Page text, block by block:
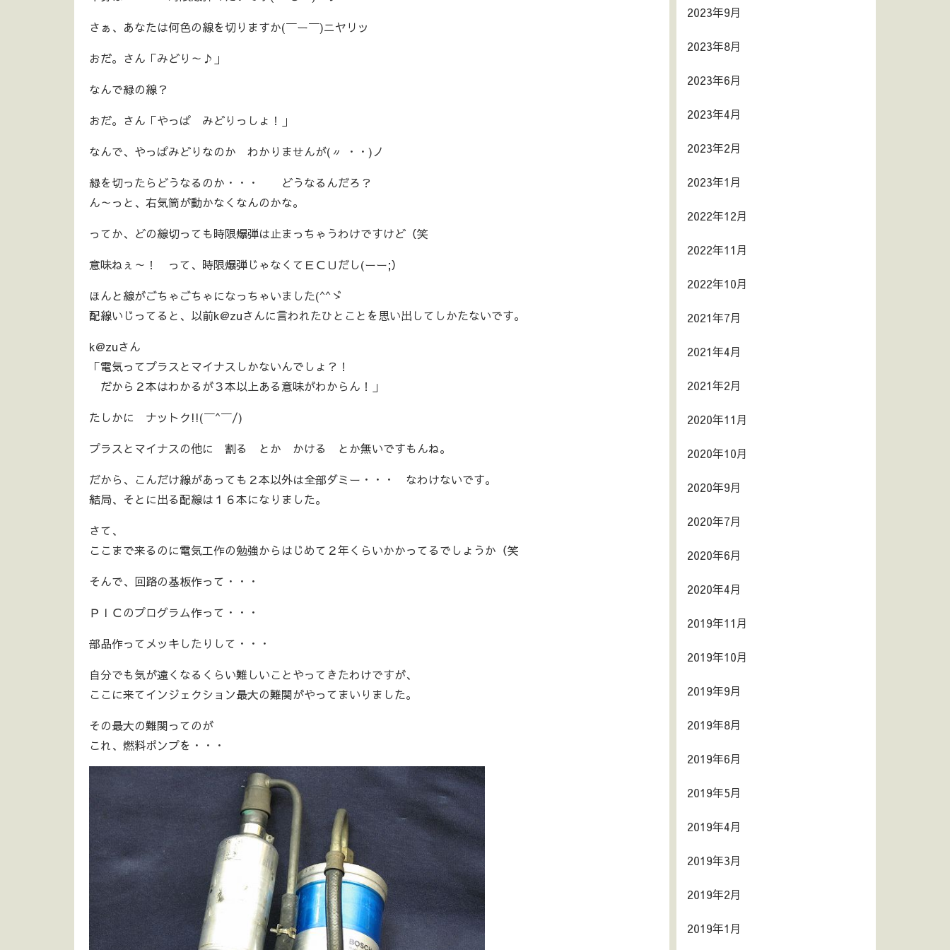
さぁ、あなたは何色の線を切りますか(￣ー￣)ニヤリッ
おだ。さん「みどり～♪」
なんで緑の線？
おだ。さん「やっぱ みどりっしょ！」
なんで、やっぱみどりなのか わかりませんが(〃 ・・)ノ
緑を切ったらどうなるのか・・・ どうなるんだろ？
ん～っと、右気筒が動かなくなんのかな。
ってか、どの線切っても時限爆弾は止まっちゃうわけですけど（笑
意味ねぇ～！ って、時限爆弾じゃなくてＥＣＵだし(ーー;）
ほんと線がごちゃごちゃになっちゃいました(^^ゞ
配線いじってると、以前k@zuさんに言われたひとことを思い出してしかたないです。
k@zuさん
「電気ってプラスとマイナスしかないんでしょ？！
だから２本はわかるが３本以上ある意味がわからん！」
たしかに ナットク!!(￣^￣/)
プラスとマイナスの他に 割る とか かける とか無いですもんね。
だから、こんだけ線があっても２本以外は全部ダミー・・・ なわけないです。
結局、そとに出る配線は１６本になりました。
さて、
ここまで来るのに電気工作の勉強からはじめて２年くらいかかってるでしょうか（笑
そんで、回路の基板作って・・・
ＰＩＣのプログラム作って・・・
部品作ってメッキしたりして・・・
自分でも気が遠くなるくらい難しいことやってきたわけですが、
ここに来てインジェクション最大の難関がやってまいりました。
その最大の難関ってのが
これ、燃料ポンプを・・・
2023年9月
2023年8月
2023年6月
2023年4月
2023年2月
2023年1月
2022年12月
2022年11月
2022年10月
2021年7月
2021年4月
2021年2月
2020年11月
2020年10月
2020年9月
2020年7月
2020年6月
2020年4月
2019年11月
2019年10月
2019年9月
2019年8月
2019年6月
2019年5月
2019年4月
2019年3月
2019年2月
2019年1月